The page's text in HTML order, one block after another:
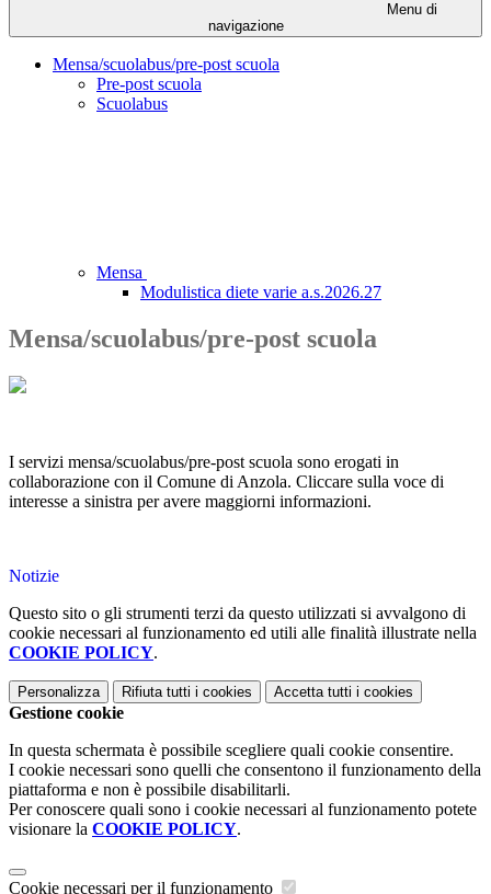
Menu di
navigazione
Mensa/scuolabus/pre-post scuola
Pre-post scuola
Scuolabus
Mensa
Modulistica diete varie a.s.2026.27
Mensa/scuolabus/pre-post scuola
I servizi mensa/scuolabus/pre-post scuola sono erogati in
collaborazione con il Comune di Anzola. Cliccare sulla voce di
interesse a sinistra per avere maggiorni informazioni.
Notizie
Questo sito o gli strumenti terzi da questo utilizzati si avvalgono di
cookie necessari al funzionamento ed utili alle finalità illustrate nella
COOKIE POLICY.
Personalizza Rifiuta tutti i cookies Accetta tutti i cookies
Gestione cookie
In questa schermata è possibile scegliere quali cookie consentire.
I cookie necessari sono quelli che consentono il funzionamento della
piattaforma e non è possibile disabilitarli.
Per conoscere quali sono i cookie necessari al funzionamento potete
visionare la COOKIE POLICY.
Cookie necessari per il funzionamento